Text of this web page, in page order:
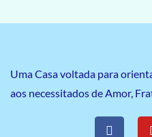
Uma Casa voltada para
aos necessitados de Amor,